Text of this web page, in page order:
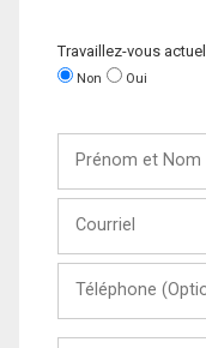
Travaillez-vous
Non Oui
Nom
(Optionnel)
Message